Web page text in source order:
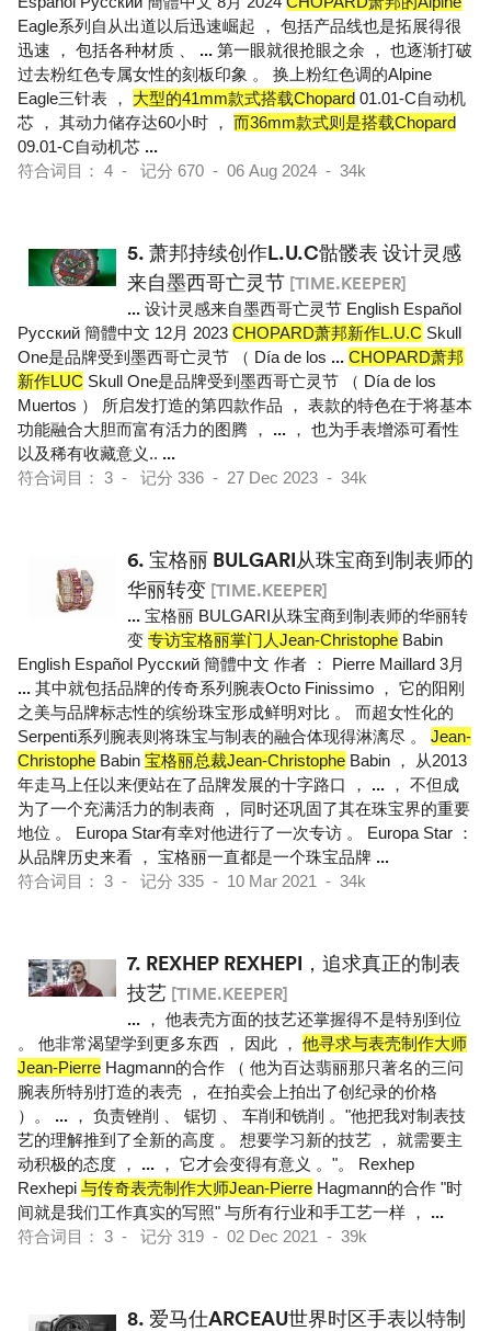
Eagle系列自从出道以后迅速崛起 ， 包括产品线也是拓展得很
迅速 ， 包括各种材质 、 ... 第一眼就很抢眼之余 ， 也逐渐打破
过去粉红色专属女性的刻板印象 。 换上粉红色调的Alpine
Eagle三针表 ， 大型的41mm款式搭载Chopard 01.01-C自动机
芯 ， 其动力储存达60小时 ， 而36mm款式则是搭载Chopard
09.01-C自动机芯 ...
符合词目： 4 - 记分 670 - 06 Aug 2024 - 34k
5. 萧邦持续创作L.U.C骷髅表 设计灵感
来自墨西哥亡灵节 [TIME.KEEPER]
... 设计灵感来自墨西哥亡灵节 English Español
Pусский 簡體中文 12月 2023 CHOPARD萧邦新作L.U.C Skull
One是品牌受到墨西哥亡灵节 （ Día de los ... CHOPARD萧邦
新作LUC Skull One是品牌受到墨西哥亡灵节 （ Día de los
Muertos ） 所启发打造的第四款作品 ， 表款的特色在于将基本
功能融合大胆而富有活力的图腾 ， ... ， 也为手表增添可看性
以及稀有收藏意义.. ...
符合词目： 3 - 记分 336 - 27 Dec 2023 - 34k
6. 宝格丽 BULGARI从珠宝商到制表师的
华丽转变 [TIME.KEEPER]
... 宝格丽 BULGARI从珠宝商到制表师的华丽转
变 专访宝格丽掌门人Jean-Christophe Babin
English Español Pусский 簡體中文 作者 ： Pierre Maillard 3月
... 其中就包括品牌的传奇系列腕表Octo Finissimo ， 它的阳刚
之美与品牌标志性的缤纷珠宝形成鲜明对比 。 而超女性化的
Serpenti系列腕表则将珠宝与制表的融合体现得淋漓尽 。 Jean-
Christophe Babin 宝格丽总裁Jean-Christophe Babin ， 从2013
年走马上任以来便站在了品牌发展的十字路口 ， ... ， 不但成
为了一个充满活力的制表商 ， 同时还巩固了其在珠宝界的重要
地位 。 Europa Star有幸对他进行了一次专访 。 Europa Star ：
从品牌历史来看 ， 宝格丽一直都是一个珠宝品牌 ...
符合词目： 3 - 记分 335 - 10 Mar 2021 - 34k
7. REXHEP REXHEPI，追求真正的制表
技艺 [TIME.KEEPER]
... ， 他表壳方面的技艺还掌握得不是特别到位
。 他非常渴望学到更多东西 ， 因此 ， 他寻求与表壳制作大师
Jean-Pierre Hagmann的合作 （ 他为百达翡丽那只著名的三问
腕表所特别打造的表壳 ， 在拍卖会上拍出了创纪录的价格
）。 ... ， 负责锉削 、 锯切 、 车削和铣削 。"他把我对制表技
艺的理解推到了全新的高度 。 想要学习新的技艺 ， 就需要主
动积极的态度 ， ... ， 它才会变得有意义 。"。 Rexhep
Rexhepi 与传奇表壳制作大师Jean-Pierre Hagmann的合作 "时
间就是我们工作真实的写照" 与所有行业和手工艺一样 ， ...
符合词目： 3 - 记分 319 - 02 Dec 2021 - 39k
8. 爱马仕ARCEAU世界时区手表以特制